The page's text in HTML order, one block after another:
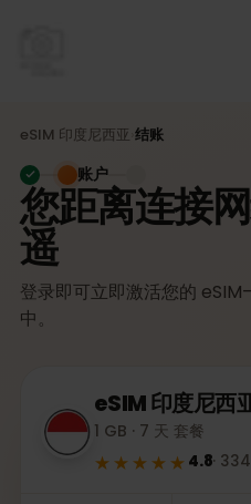
eSIM 印度尼西亚 结账
您距离连接
遥
登录即可立即激活您的
中。
账户
eSIM印度尼西
1 GB · 7 天 套餐
★★★★★ 4.8· 334